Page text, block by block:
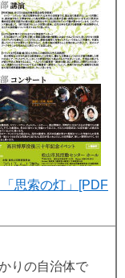
思索の灯」[PDF
りの自治体で